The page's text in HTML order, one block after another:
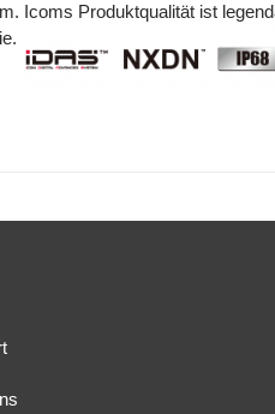
Icoms Produktqualität ist